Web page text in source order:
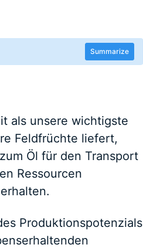
Summarize
als unsere wichtigste
Feldfrüchte liefert,
Öl für den Transport
Ressourcen
Produktionspotenzials